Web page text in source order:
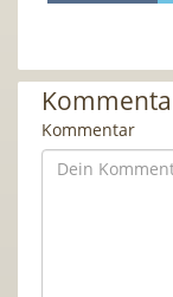
Kommentar